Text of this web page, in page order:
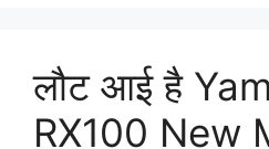
लौट आई है
RX100 New